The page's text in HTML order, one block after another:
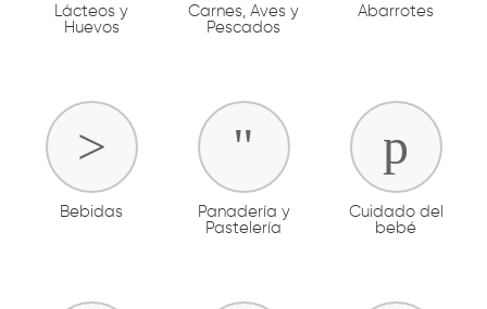
Lácteos y
Huevos
Carnes, Aves y
Pescados
Abarrotes
Bebidas
Panadería y
Pastelería
Cuidado del
bebé